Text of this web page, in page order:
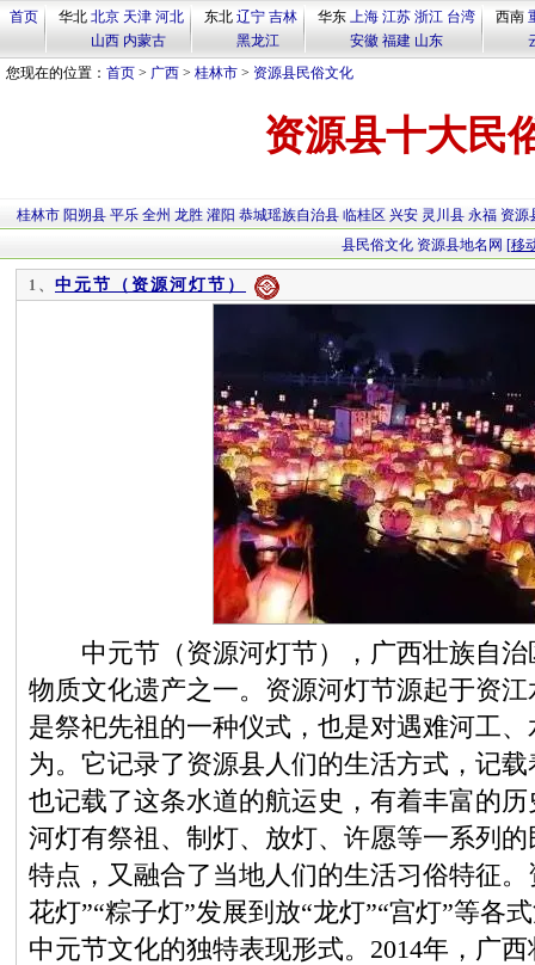
首页 华北 北京 天津 河北
山西 内蒙古
东北 辽宁 吉林
黑龙江
华东 上海 江苏 浙江 台湾
安徽 福建 山东
西南
您现在的位置： 首页 > 广西 > 桂林市 > 资源县民俗文化
资源县十大民
桂林市 阳朔县 平乐 全州 龙胜 灌阳 恭城瑶族自治县 临桂区 兴安 灵川县 永福 资源
县民俗文化 资源县地名网 [移
1、 中元节（资源河灯节）
中元节（资源河灯节），广西壮族自治
物质文化遗产之一。资源河灯节源起于资
是祭祀先祖的一种仪式，也是对遇难河工
为。它记录了资源县人们的生活方式，记
也记载了这条水道的航运史，有着丰富的
河灯有祭祖、制灯、放灯、许愿等一系列
特点，又融合了当地人们的生活习俗特征
花灯”“粽子灯”发展到放“龙灯”“宫灯”等各
中元节文化的独特表现形式。2014年，广